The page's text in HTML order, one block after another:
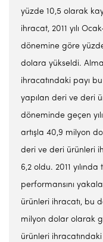
yüzde 10,5 olarak
ihracat, 2011 yılı
dönemine göre
dolara yükseldi.
ihracatındaki payı
yapılan deri ve deri
döneminde geçen
artışla 40,9 milyon
deri ve deri ürünleri
6,2 oldu. 2011
performansını
ürünleri ihracatı, bu
milyon dolar olarak
ürünleri